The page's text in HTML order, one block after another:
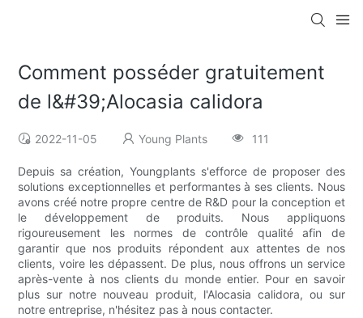
Comment posséder gratuitement
de l&#39;Alocasia calidora
2022-11-05 Young Plants 111
Depuis sa création, Youngplants s'efforce de proposer des
solutions exceptionnelles et performantes à ses clients. Nous
avons créé notre propre centre de R&D pour la conception et
le développement de produits. Nous appliquons
rigoureusement les normes de contrôle qualité afin de
garantir que nos produits répondent aux attentes de nos
clients, voire les dépassent. De plus, nous offrons un service
après-vente à nos clients du monde entier. Pour en savoir
plus sur notre nouveau produit, l'Alocasia calidora, ou sur
notre entreprise, n'hésitez pas à nous contacter.